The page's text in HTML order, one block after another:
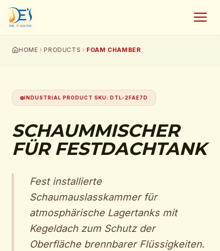
HOME PRODUCTS FOAM CHAMBER
INDUSTRIAL PRODUCT SKU: DTL-2FAE7D
SCHAUMMISCHER
FÜR FESTDACHTANK
Fest installierte
Schaumauslasskammer für
atmosphärische Lagertanks mit
Kegeldach zum Schutz der
Oberfläche brennbarer Flüssigkeiten.